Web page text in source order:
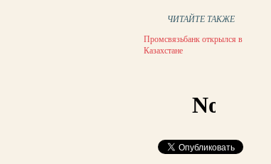
ЧИТАЙТЕ ТАКЖЕ
Промсвязьбанк открылся в
Казахстане